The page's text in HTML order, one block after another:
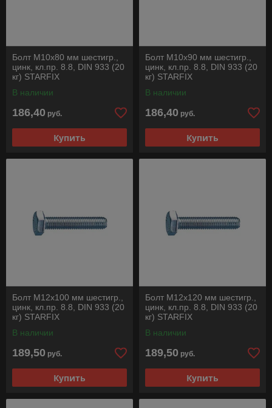
Болт М10х80 мм шестигр.,
цинк, кл.пр. 8.8, DIN 933 (20
кг) STARFIX
В наличии
186,40 руб.
Купить
Болт М10х90 мм шестигр.,
цинк, кл.пр. 8.8, DIN 933 (20
кг) STARFIX
В наличии
186,40 руб.
Купить
Болт М12х100 мм шестигр.,
цинк, кл.пр. 8.8, DIN 933 (20
кг) STARFIX
В наличии
189,50 руб.
Купить
Болт М12х120 мм шестигр.,
цинк, кл.пр. 8.8, DIN 933 (20
кг) STARFIX
В наличии
189,50 руб.
Купить